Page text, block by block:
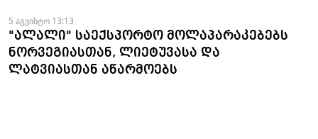
5 აგვისტო 13:13
"ალალი" საექსპორტო მოლაპარაკებებს
ნორვეგიასთან, ლიეტუვასა და
ლატვიასთან აწარმოებს